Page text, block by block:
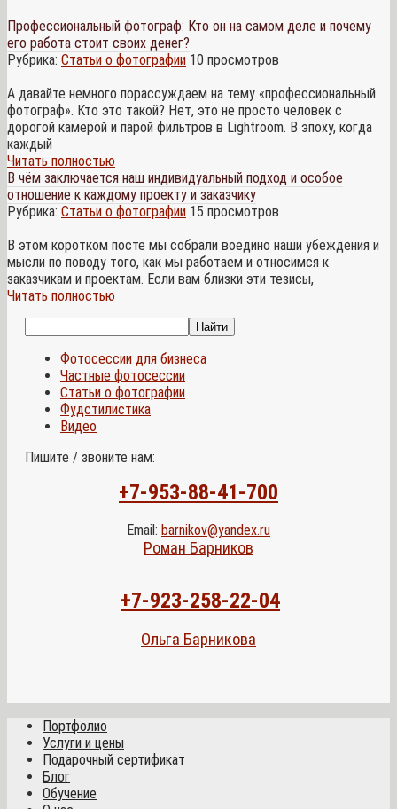
Профессиональный фотограф: Кто он на самом деле и почему
его работа стоит своих денег?
Рубрика: Статьи о фотографии 10 просмотров
А давайте немного порассуждаем на тему «профессиональный
фотограф». Кто это такой? Нет, это не просто человек с
дорогой камерой и парой фильтров в Lightroom. В эпоху, когда
каждый
Читать полностью
В чём заключается наш индивидуальный подход и особое
отношение к каждому проекту и заказчику
Рубрика: Статьи о фотографии 15 просмотров
В этом коротком посте мы собрали воедино наши убеждения и
мысли по поводу того, как мы работаем и относимся к
заказчикам и проектам. Если вам близки эти тезисы,
Читать полностью
Фотосессии для бизнеса
Частные фотосессии
Статьи о фотографии
Фудстилистика
Видео
Пишите / звоните нам:
+7-953-88-41-700
Email: barnikov@yandex.ru
Роман Барников
+7-923-258-22-04
Ольга Барникова
Портфолио
Услуги и цены
Подарочный сертификат
Блог
Обучение